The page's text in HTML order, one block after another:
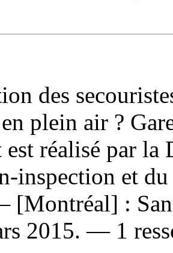
des
plein air ?
est réalisé par la
inspection et
:
2015. — 1